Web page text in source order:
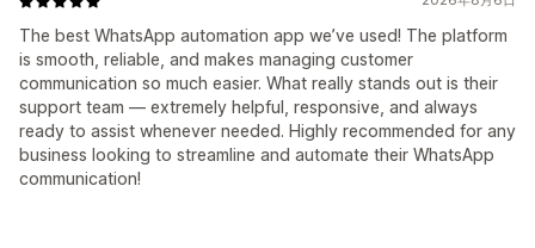
The best WhatsApp automation app we’ve used! The platform
is smooth, reliable, and makes managing customer
communication so much easier. What really stands out is their
support team — extremely helpful, responsive, and always
ready to assist whenever needed. Highly recommended for any
business looking to streamline and automate their WhatsApp
communication!